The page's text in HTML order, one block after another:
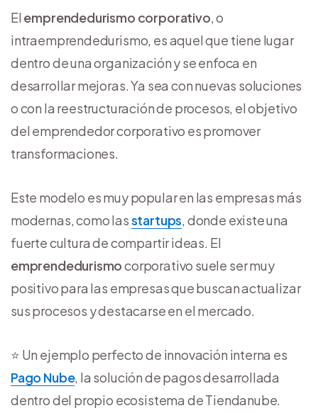
El emprendedurismo corporativo, o
intraemprendedurismo, es aquel que tiene lugar
dentro de una organización y se enfoca en
desarrollar mejoras. Ya sea con nuevas soluciones
o con la reestructuración de procesos, el objetivo
del emprendedor corporativo es promover
transformaciones.
Este modelo es muy popular en las empresas más
modernas, como lasstartups, donde existe una
fuerte cultura de compartir ideas. El
emprendedurismocorporativo suele ser muy
positivo para las empresas que buscan actualizar
sus procesos y destacarse en el mercado.
⭐ Un ejemplo perfecto de innovación interna es
Pago Nube, la solución de pagos desarrollada
dentro del propio ecosistema de Tiendanube.